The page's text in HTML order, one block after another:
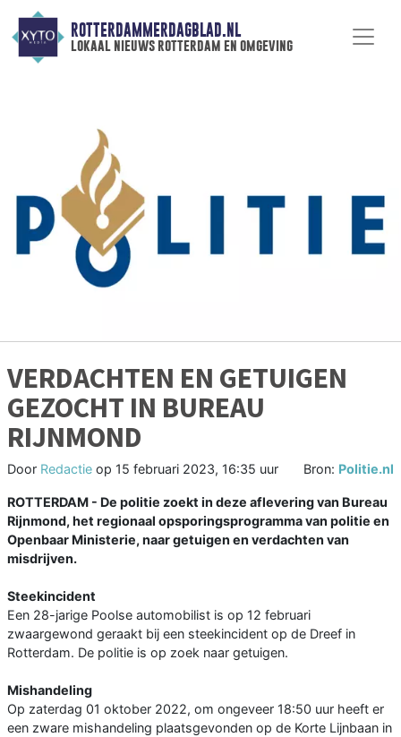
ROTTERDAMMERDAGBLAD.NL
lokaal nieuws rotterdam en omgeving
VERDACHTEN EN GETUIGEN
GEZOCHT IN BUREAU
RIJNMOND
Door Redactie op 15 februari 2023, 16:35 uur Bron: Politie.nl
ROTTERDAM - De politie zoekt in deze aflevering van Bureau
Rijnmond, het regionaal opsporingsprogramma van politie en
Openbaar Ministerie, naar getuigen en verdachten van
misdrijven.
Steekincident
Een 28-jarige Poolse automobilist is op 12 februari
zwaargewond geraakt bij een steekincident op de Dreef in
Rotterdam. De politie is op zoek naar getuigen.
Mishandeling
Op zaterdag 01 oktober 2022, om ongeveer 18:50 uur heeft er
een zware mishandeling plaatsgevonden op de Korte Lijnbaan in